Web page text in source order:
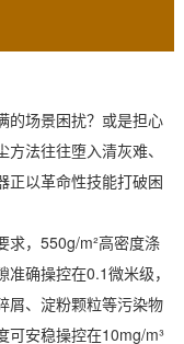
场景困扰？或是担心
法往往堕入清灰难、
正以革命性技能打破困
，550g/m²高密度涤
确操控在0.1微米级，
屑、淀粉颗粒等污染物
可安稳操控在10mg/m³